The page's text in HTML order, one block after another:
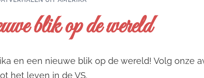
blik op de wereld
en een nieuwe blik op de wereld! Volg onze
het leven in de VS.